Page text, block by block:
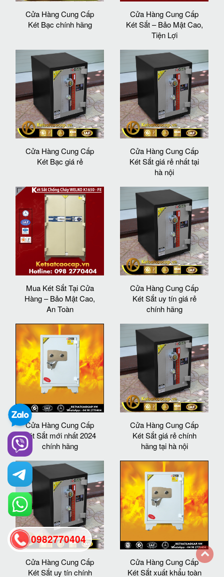
Cửa Hàng Cung Cấp
Két Bạc chính hãng
Cửa Hàng Cung Cấp
Két Sắt – Bảo Mật Cao,
Tiện Lợi
Cửa Hàng Cung Cấp
Két Bạc giá rẻ
Cửa Hàng Cung Cấp
Két Sắt giá rẻ nhất tại
hà nội
Mua Két Sắt Tại Cửa
Hàng – Bảo Mật Cao,
An Toàn
Cửa Hàng Cung Cấp
Két Sắt uy tín giá rẻ
chính hãng
Cửa Hàng Cung Cấp
Két Sắt mới nhất 2024
chính hãng
Cửa Hàng Cung Cấp
Két Sắt giá rẻ chính
hãng tại hà nội
Cửa Hàng Cung Cấp
Két Sắt uy tín chính
Cửa Hàng Cung Cấp
Két Sắt xuất khẩu toàn
0982770404
back